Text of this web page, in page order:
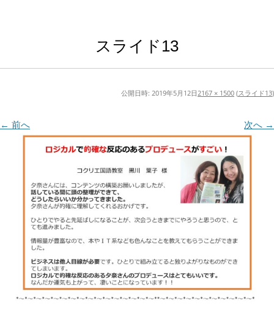
スライド13
公開日時: 2019年5月12日2167 × 1500 (スライド13)
← 前へ 次へ →